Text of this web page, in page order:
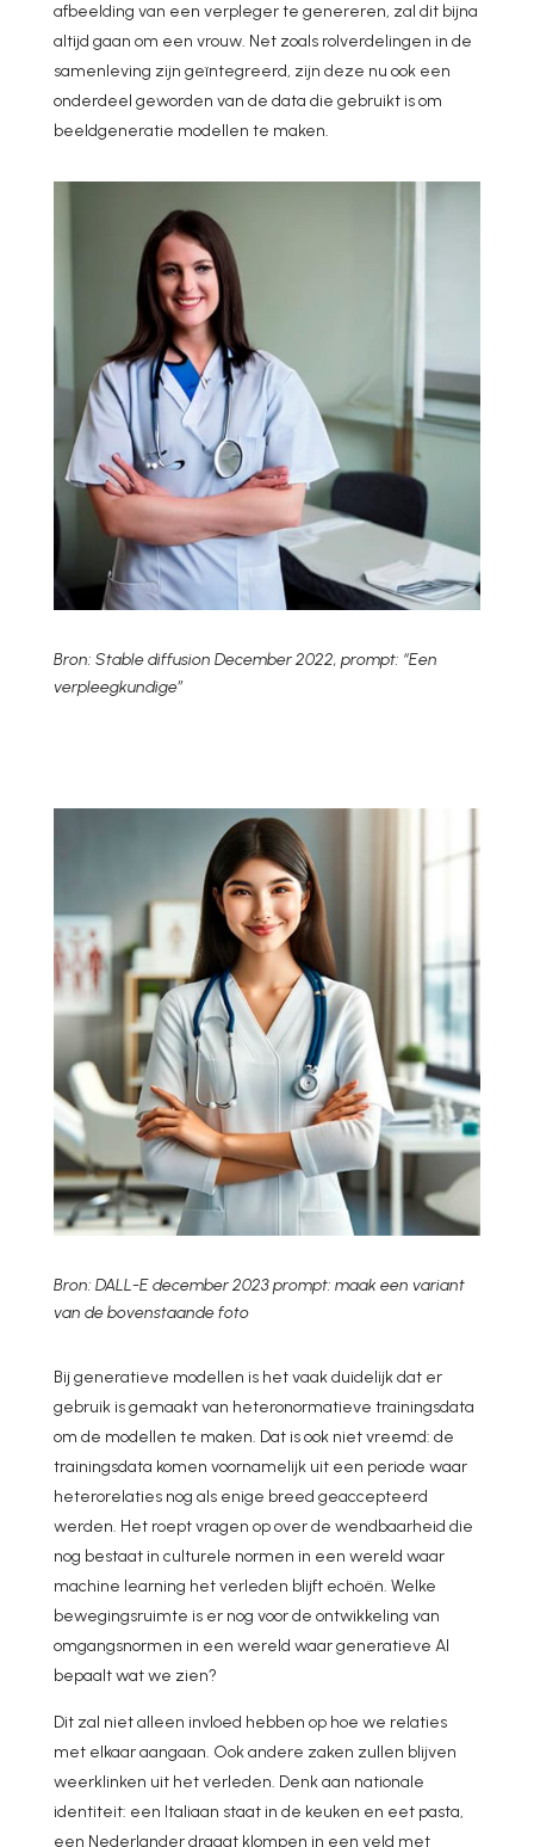
afbeelding van een verpleger te genereren, zal dit bijna
altijd gaan om een vrouw. Net zoals rolverdelingen in de
samenleving zijn geïntegreerd, zijn deze nu ook een
onderdeel geworden van de data die gebruikt is om
beeldgeneratie modellen te maken.
Bron: Stable diffusion December 2022, prompt: “Een
verpleegkundige”
Bron: DALL-E december 2023 prompt: maak een variant
van de bovenstaande foto
Bij generatieve modellen is het vaak duidelijk dat er
gebruik is gemaakt van heteronormatieve trainingsdata
om de modellen te maken. Dat is ook niet vreemd: de
trainingsdata komen voornamelijk uit een periode waar
heterorelaties nog als enige breed geaccepteerd
werden. Het roept vragen op over de wendbaarheid die
nog bestaat in culturele normen in een wereld waar
machine learning het verleden blijft echoën. Welke
bewegingsruimte is er nog voor de ontwikkeling van
omgangsnormen in een wereld waar generatieve AI
bepaalt wat we zien?
Dit zal niet alleen invloed hebben op hoe we relaties
met elkaar aangaan. Ook andere zaken zullen blijven
weerklinken uit het verleden. Denk aan nationale
identiteit: een Italiaan staat in de keuken en eet pasta,
een Nederlander draagt klompen in een veld met